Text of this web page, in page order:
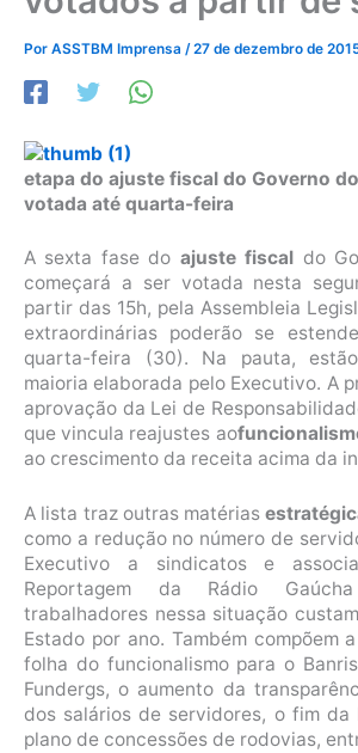
Por ASSTBM Imprensa /27 de dezembro de
etapa do ajuste fiscal do Governo
votada até quarta-feira
A sexta fase do ajuste fiscal do
começará a ser votada nesta
partir das 15h, pela Assembleia
extraordinárias poderão se
quarta-feira (30). Na pauta,
maioria elaborada pelo Executivo. A
aprovação da Lei de
que vincula reajustes ao
ao crescimento da receita acima da
A lista traz outras matérias
como a redução no número de
Executivo a sindicatos e
Reportagem da Rádio
trabalhadores nessa situação
Estado por ano. Também compõem a
folha do funcionalismo para o
Fundergs, o aumento da
dos salários de servidores, o fim da
plano de concessões de rodovias,